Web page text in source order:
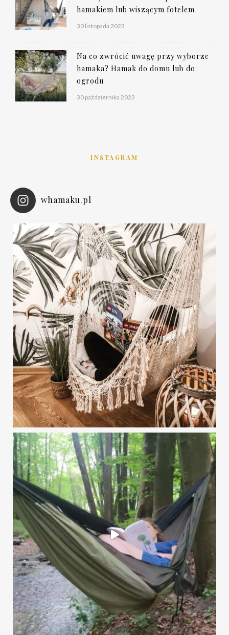
hamakiem lub wiszącym fotelem
30 listopada 2023
Na co zwrócić uwagę przy wyborze
hamaka? Hamak do domu lub do
ogrodu
30 października 2023
INSTAGRAM
whamaku.pl